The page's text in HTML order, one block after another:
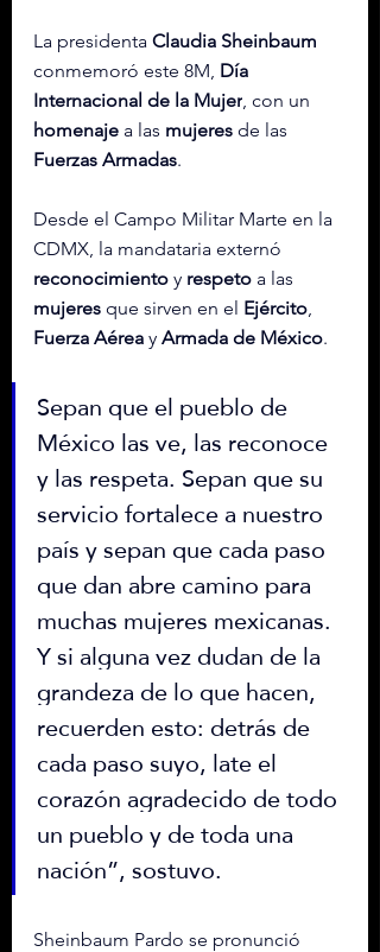
La presidenta Claudia Sheinbaum
conmemoró este 8M, Día
Internacional de la Mujer , con un
homenaje a las mujeres de las
Fuerzas Armadas.
Desde el Campo Militar Marte en la
CDMX, la mandataria externó
reconocimiento y respeto a las
mujeres que sirven en el Ejército
Fuerza Aérea y Armada de México.
Sepan que el pueblo de
México las ve, las reconoce
y las respeta. Sepan que su
servicio fortalece a nuestro
país y sepan que cada paso
que dan abre camino para
muchas mujeres mexicanas.
Y si alguna vez dudan de la
grandeza de lo que hacen,
recuerden esto: detrás de
cada paso suyo, late el
corazón agradecido de todo
un pueblo y de toda una
nación”, sostuvo.
Sheinbaum Pardo se pronunció